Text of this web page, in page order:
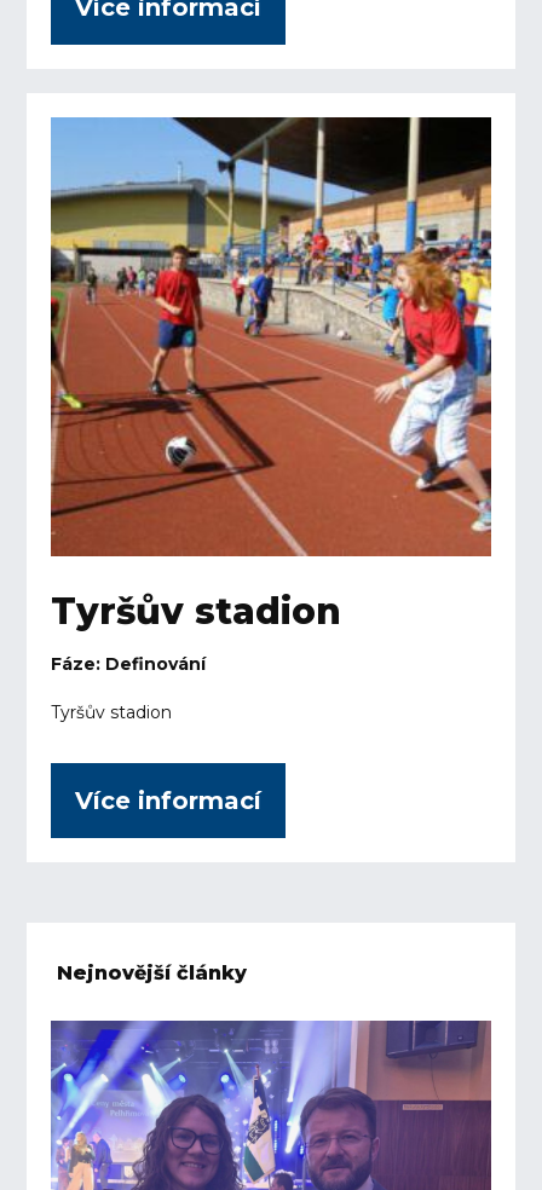
Více informací
Tyršův stadion
Fáze: Definování
Tyršův stadion
Více informací
Nejnovější články